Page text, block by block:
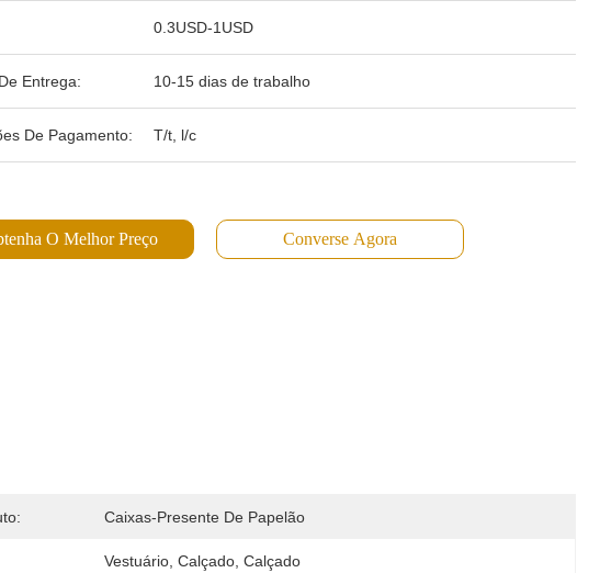
0.3USD-1USD
Entrega: 10-15 dias de trabalho
De Pagamento: T/t, l/c
O Melhor Preço Converse Agora
Caixas-Presente De Papelão
Vestuário, Calçado, Calçado